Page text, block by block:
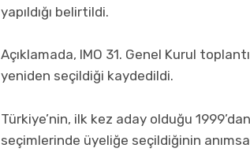
yapıldığı belirtildi.
Açıklamada, IMO 31. Genel Kurul
yeniden seçildiği kaydedildi.
Türkiye’nin, ilk kez aday olduğu
seçimlerinde üyeliğe seçildiğinin